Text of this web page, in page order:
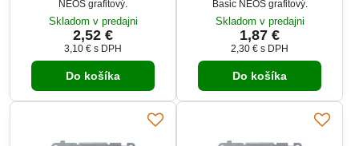
NEOS grafitový.
Skladom v predajni
2,52 €
3,10 € s DPH
Do košíka
Basic NEOS grafitový.
Skladom v predajni
1,87 €
2,30 € s DPH
Do košíka